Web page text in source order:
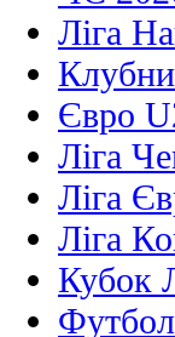
Ліга
Євро
Ліга
Ліга
Ліга
Кубок